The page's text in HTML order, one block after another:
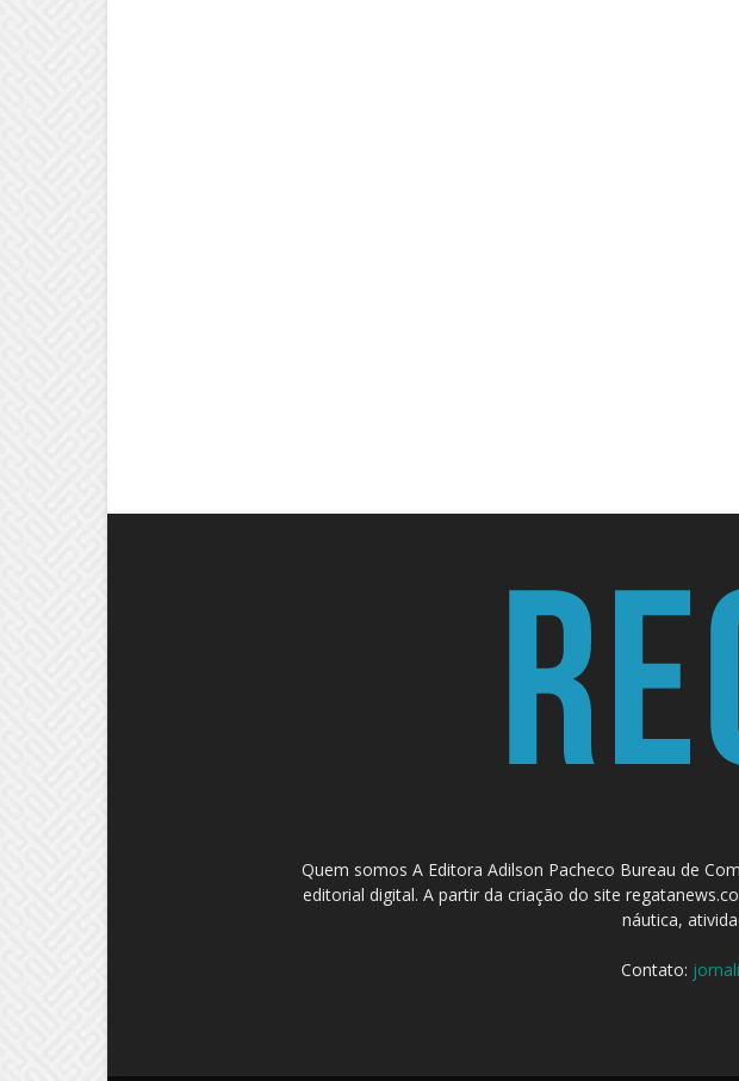
Quem somos A Editora Adilson Pacheco Bureau de
editorial digital. A partir da criação do site
náutica,
Contato: